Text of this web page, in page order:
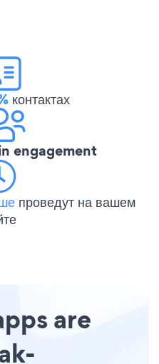
контактах
engagement
проведут на вашем
are